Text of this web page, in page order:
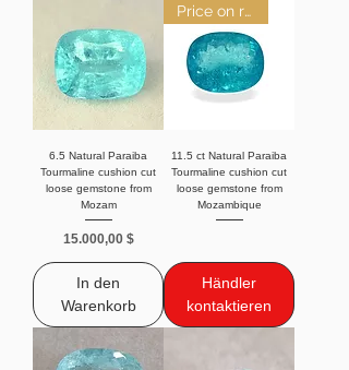
6.5 Natural Paraiba
Tourmaline cushion cut
loose gemstone from
Mozam
Preis
15.000,00 $
In den
Warenkorb
Price on request
11.5 ct Natural Paraiba
Tourmaline cushion cut
loose gemstone from
Mozambique
Händler
kontaktieren